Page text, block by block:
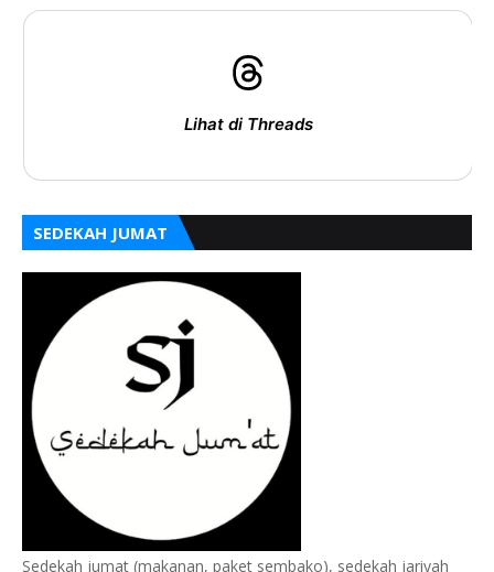
Lihat di Threads
SEDEKAH JUMAT
Sedekah jumat (makanan, paket sembako), sedekah jariyah